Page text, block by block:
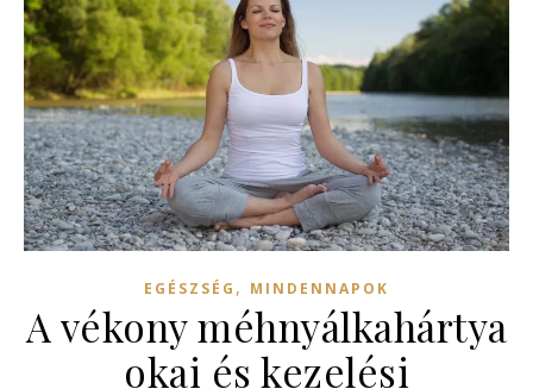
EGÉSZSÉG , MINDENNAPOK
A vékony méhnyálkahártya
okai és kezelési